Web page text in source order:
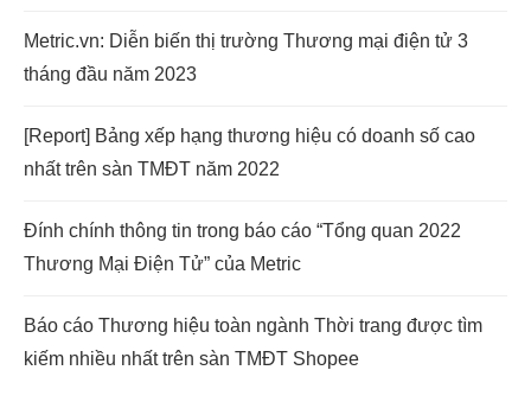
Metric.vn: Diễn biến thị trường Thương mại điện tử 3
tháng đầu năm 2023
[Report] Bảng xếp hạng thương hiệu có doanh số cao
nhất trên sàn TMĐT năm 2022
Đính chính thông tin trong báo cáo “Tổng quan 2022
Thương Mại Điện Tử” của Metric
Báo cáo Thương hiệu toàn ngành Thời trang được tìm
kiếm nhiều nhất trên sàn TMĐT Shopee